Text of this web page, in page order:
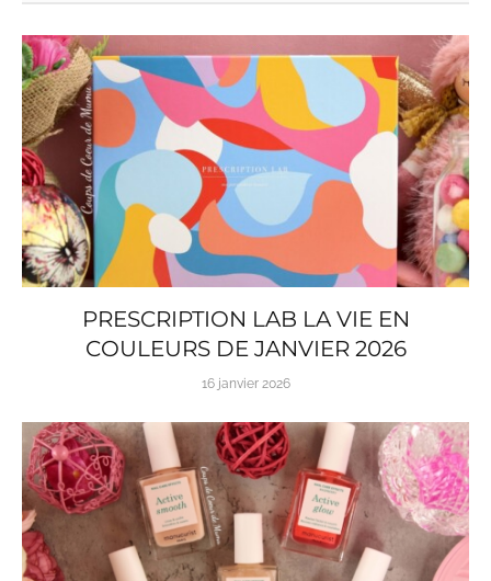
PRESCRIPTION LAB LA VIE EN
COULEURS DE JANVIER 2026
16 janvier 2026